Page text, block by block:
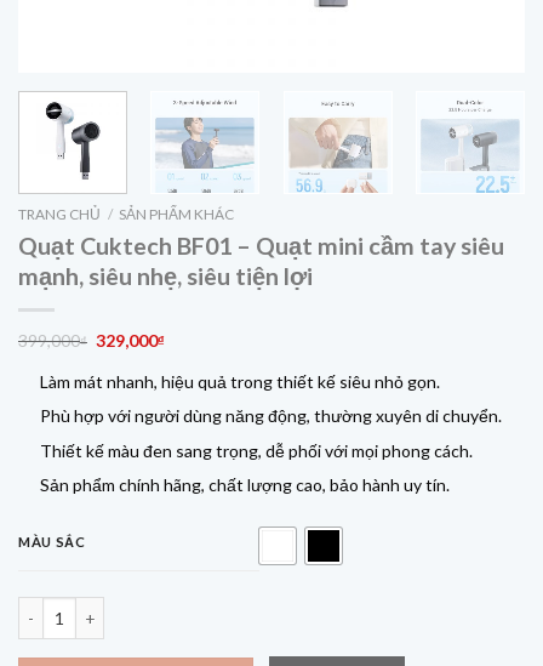
TRANG CHỦ / SẢN PHẨM KHÁC
Quạt Cuktech BF01 – Quạt mini cầm tay siêu
mạnh, siêu nhẹ, siêu tiện lợi
399,000₫ Giá
là:
399,000₫.
329,000₫
tại
là:
Làm mát nhanh, hiệu quả trong thiết kế siêu nhỏ gọn.
Phù hợp với người dùng năng động, thường xuyên di chuyển.
Thiết kế màu đen sang trọng, dễ phối với mọi phong cách.
Sản phẩm chính hãng, chất lượng cao, bảo hành uy tín.
MÀU SẮC